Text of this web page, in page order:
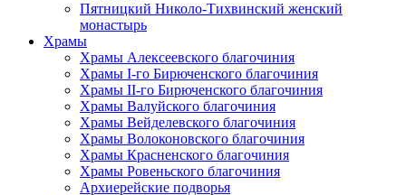
Пятницкий Николо-Тихвинский женский
монастырь
Храмы
Храмы Алексеевского благочиния
Храмы I-го Бирюченского благочиния
Храмы II-го Бирюченского благочиния
Храмы Валуйского благочиния
Храмы Вейделевского благочиния
Храмы Волоконовского благочиния
Храмы Красненского благочиния
Храмы Ровеньского благочиния
Архиерейские подворья